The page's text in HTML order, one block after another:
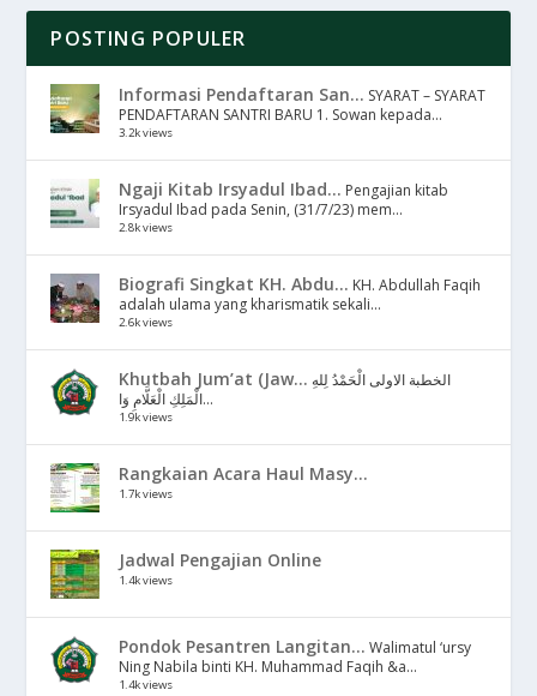
POSTING POPULER
Informasi Pendaftaran San... SYARAT – SYARAT
PENDAFTARAN SANTRI BARU 1. Sowan kepada...
3.2k views
Ngaji Kitab Irsyadul Ibad... Pengajian kitab
Irsyadul Ibad pada Senin, (31/7/23) mem...
2.8k views
Biografi Singkat KH. Abdu... KH. Abdullah Faqih
adalah ulama yang kharismatik sekali...
2.6k views
Khutbah Jum’at (Jaw... الخطبة الاولى الْحَمْدُ لِلهِ
الْمَلِكِ الْعَلَّامِ وَا...
1.9k views
Rangkaian Acara Haul Masy...
1.7k views
Jadwal Pengajian Online
1.4k views
Pondok Pesantren Langitan... Walimatul ‘ursy
Ning Nabila binti KH. Muhammad Faqih &a...
1.4k views